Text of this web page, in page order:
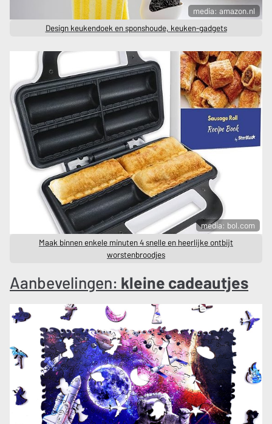
media: amazon.nl
Design keukendoek en sponshoude, keuken-gadgets
media: bol.com
Maak binnen enkele minuten 4 snelle en heerlijke ontbijt
worstenbroodjes
Aanbevelingen: kleine cadeautjes